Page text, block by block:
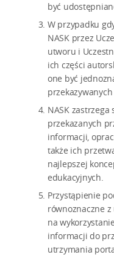
być
W przypadku
NASK przez
utworu i
ich części
one być
NASK
przekazanych
informacji,
także ich
najlepszej
edukacyjnych.
Przystąpienie
równoznaczne
na
informacji do
utrzymania